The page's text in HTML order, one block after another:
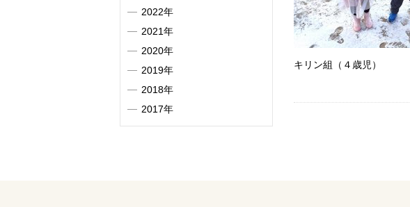
キリン組（４歳児）
2022年
2021年
2020年
2019年
2018年
2017年